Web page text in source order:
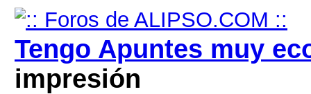
Tengo Apuntes muy
impresión